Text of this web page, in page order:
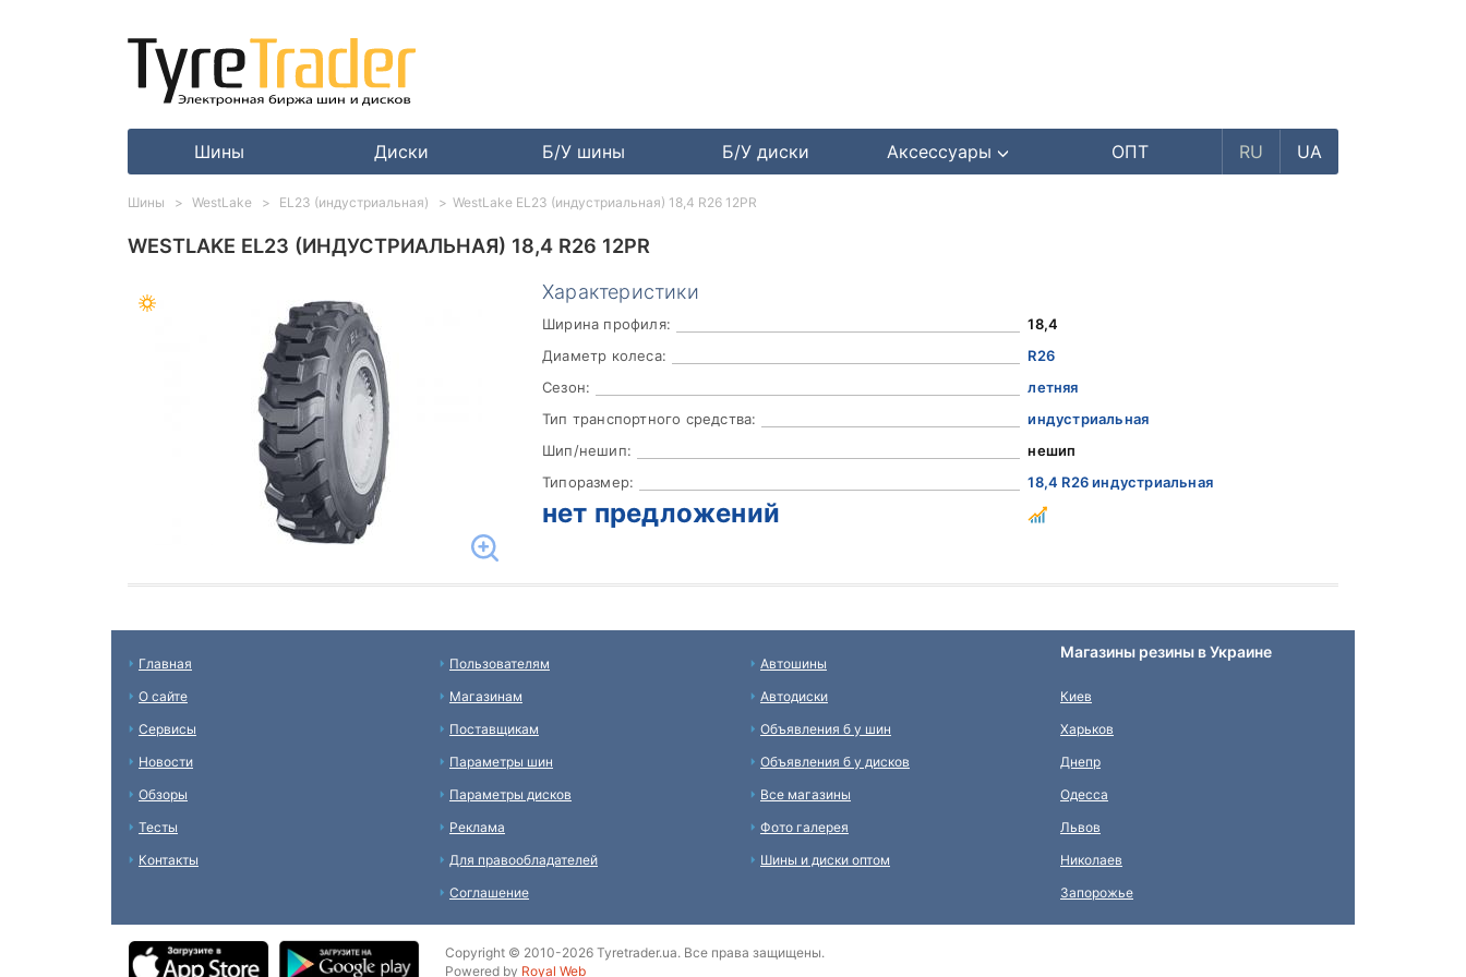
Шины Диски Б/У шины Б/У диски Аксессуары ОПТ RU UA
WESTLAKE EL23 (ИНДУСТРИАЛЬНАЯ) 18,4 R26 12PR
Характеристики
Ширина профиля:
18,4
Диаметр колеса:
R26
Сезон:
летняя
Тип транспортного средства:
индустриальная
Шип/нешип:
нешип
Типоразмер:
18,4 R26 индустриальная
нет предложений
Шины WestLake EL23 (индустриальная) WestLake EL23 (индустриальная) 18,4 R26 12PR
Главная
О сайте
Сервисы
Новости
Обзоры
Тесты
Контакты
Пользователям
Магазинам
Поставщикам
Параметры шин
Параметры дисков
Реклама
Для правообладателей
Соглашение
Автошины
Автодиски
Объявления б у шин
Объявления б у дисков
Все магазины
Фото галерея
Шины и диски оптом
Магазины резины в Украине
Киев
Харьков
Днепр
Одесса
Львов
Николаев
Запорожье
Copyright © 2010-2026 Tyretrader.ua. Все права защищены.
Powered by Royal Web